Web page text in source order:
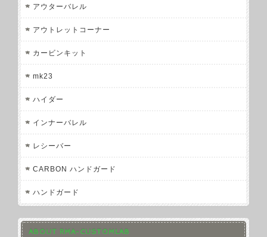
アウターバレル
アウトレットコーナー
カービンキット
mk23
ハイダー
インナーバレル
レシーバー
CARBON ハンドガード
ハンドガード
ABOUT RMA-CUSTOMLAB